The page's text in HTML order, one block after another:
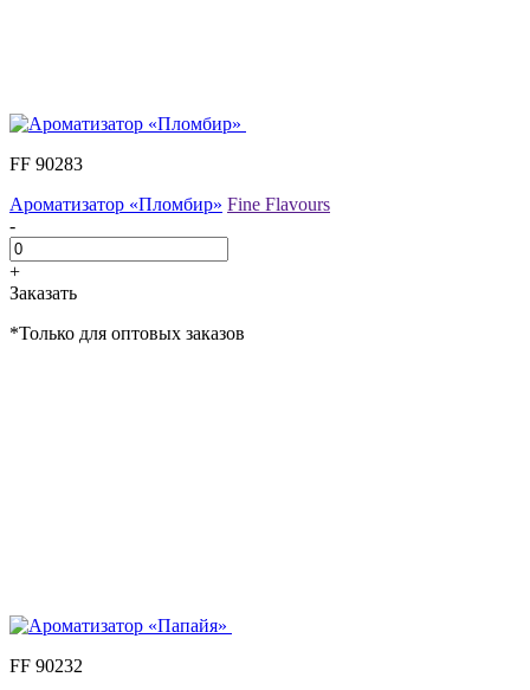
FF 90283
Ароматизатор «Пломбир» Fine Flavours
-
+
Заказать
*Только для оптовых заказов
FF 90232